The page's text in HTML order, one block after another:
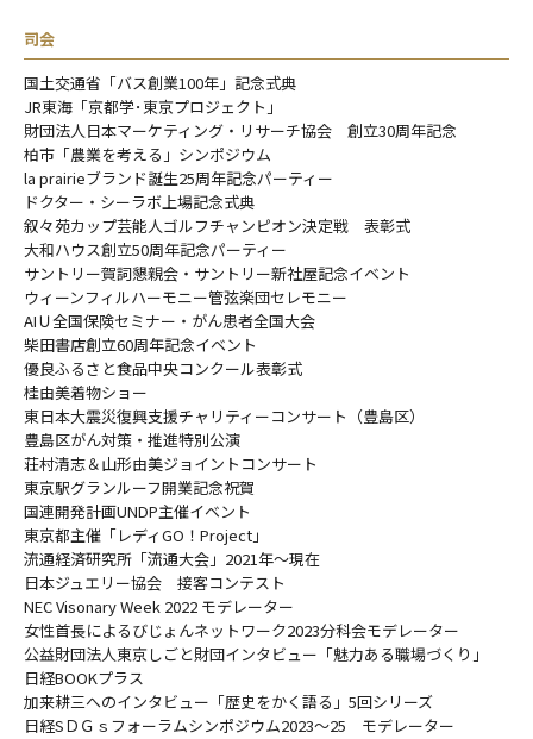
司会
国土交通省「バス創業100年」記念式典
JR東海「京都学･東京プロジェクト」
財団法人日本マーケティング・リサーチ協会 創立30周年記念
柏市「農業を考える」シンポジウム
la prairieブランド誕生25周年記念パーティー
ドクター・シーラボ上場記念式典
叙々苑カップ芸能人ゴルフチャンピオン決定戦 表彰式
大和ハウス創立50周年記念パーティー
サントリー賀詞懇親会・サントリー新社屋記念イベント
ウィーンフィルハーモニー管弦楽団セレモニー
AIＵ全国保険セミナー・がん患者全国大会
柴田書店創立60周年記念イベント
優良ふるさと食品中央コンクール表彰式
桂由美着物ショー
東日本大震災復興支援チャリティーコンサート（豊島区）
豊島区がん対策・推進特別公演
荘村清志＆山形由美ジョイントコンサート
東京駅グランルーフ開業記念祝賀
国連開発計画UNDP主催イベント
東京都主催「レディGO！Project」
流通経済研究所「流通大会」2021年～現在
日本ジュエリー協会 接客コンテスト
NEC Visonary Week 2022 モデレーター
女性首長によるびじょんネットワーク2023分科会モデレーター
公益財団法人東京しごと財団インタビュー「魅力ある職場づくり」
日経BOOKプラス
加来耕三へのインタビュー「歴史をかく語る」5回シリーズ
日経SＤＧｓフォーラムシンポジウム2023～25 モデレーター